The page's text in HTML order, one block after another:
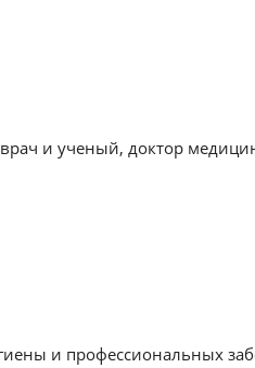
и ученый, доктор
и профессиональных